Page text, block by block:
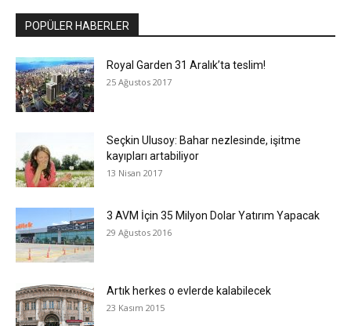
POPÜLER HABERLER
Royal Garden 31 Aralık’ta teslim!
25 Ağustos 2017
Seçkin Ulusoy: Bahar nezlesinde, işitme
kayıpları artabiliyor
13 Nisan 2017
3 AVM İçin 35 Milyon Dolar Yatırım Yapacak
29 Ağustos 2016
Artık herkes o evlerde kalabilecek
23 Kasım 2015